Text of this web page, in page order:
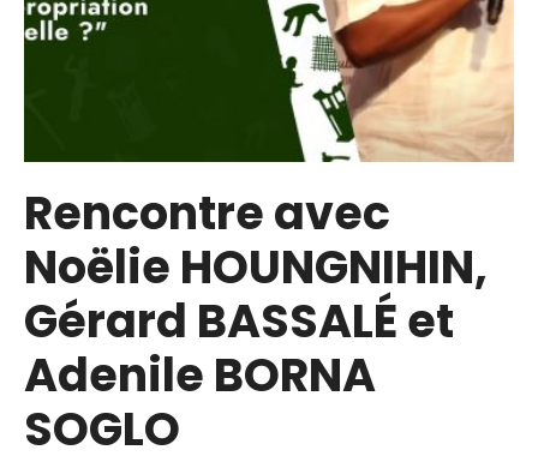
Rencontre avec
Noëlie HOUNGNIHIN,
Gérard BASSALÉ et
Adenile BORNA
SOGLO